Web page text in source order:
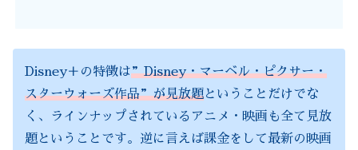
Disney＋の特徴は”Disney・マーベル・ピクサー・
スターウォーズ作品”が見放題ということだけでな
く、ラインナップされているアニメ・映画も全て見放
題ということです。逆に言えば課金をして最新の映画